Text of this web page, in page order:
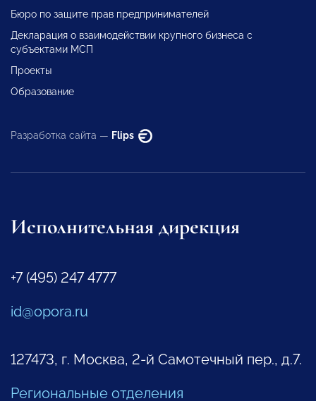
Бюро по защите прав предпринимателей
Декларация о взаимодействии крупного бизнеса с
субъектами МСП
Проекты
Образование
Разработка сайта — Flips
Исполнительная дирекция
+7 (495) 247 4777
id@opora.ru
127473, г. Москва, 2-й Самотечный пер., д.7.
Региональные отделения